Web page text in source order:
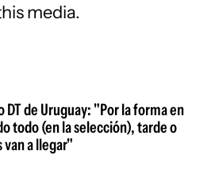
media.
DT de Uruguay: "Por la forma en
todo (en la selección), tarde o
a llegar"